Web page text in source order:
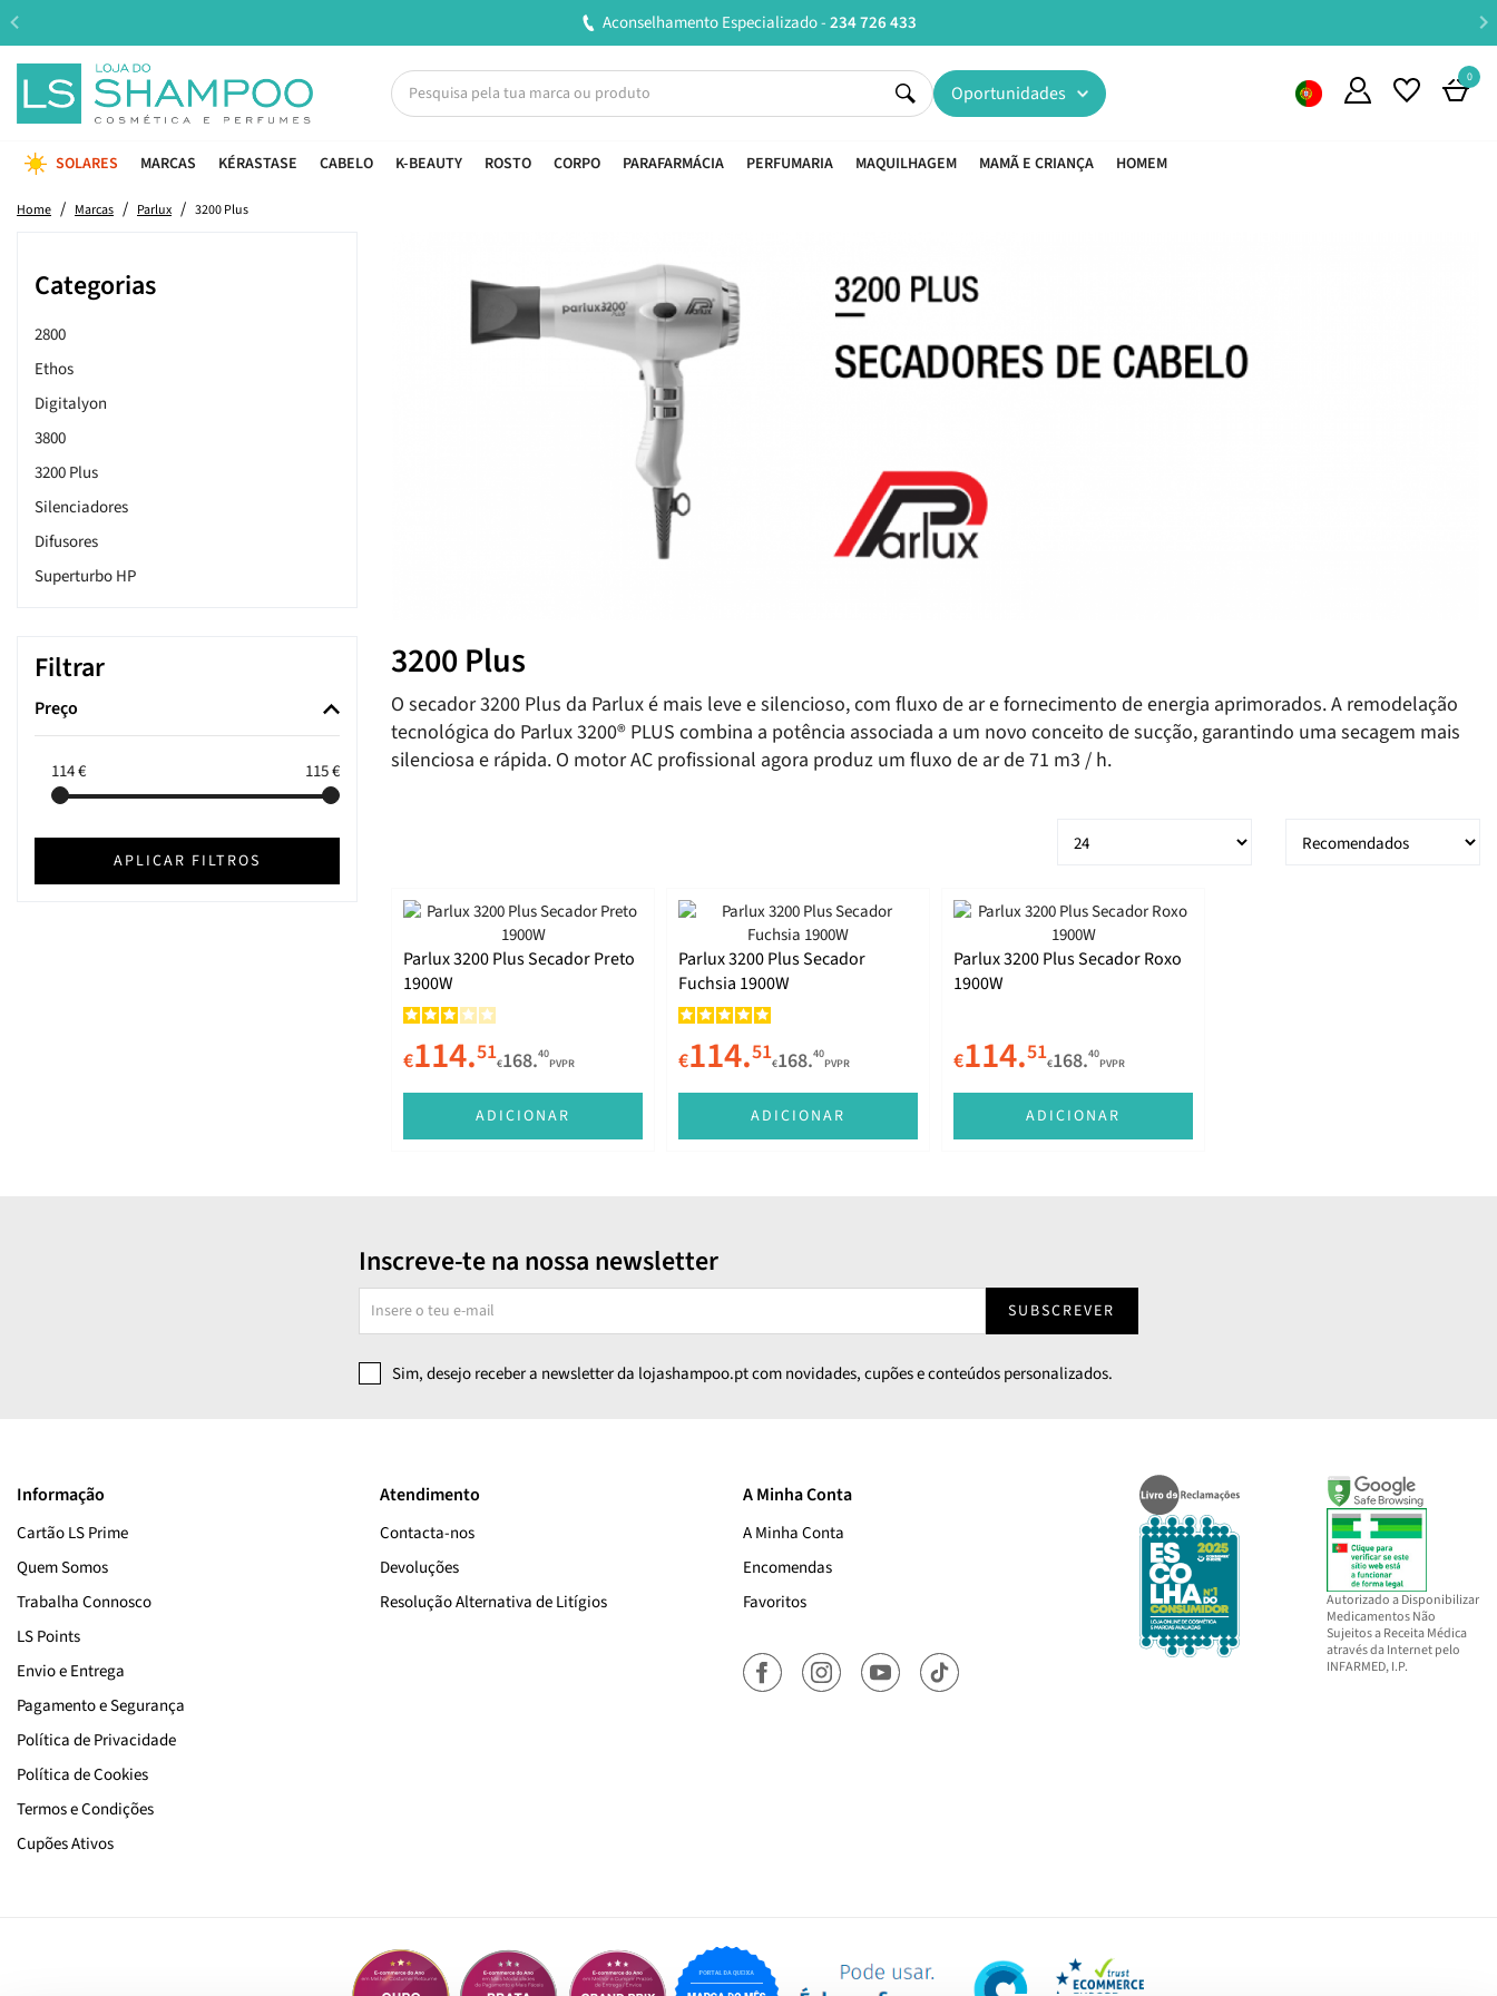
Entregas em 24H úteis.Oferta de portes a partir de €45*
Oportunidades
0
SOLARES MARCAS KÉRASTASE CABELO K-BEAUTY ROSTO CORPO PARAFARMÁCIA PERFUMARIA MAQUILHAGEM MAMÃ E CRIANÇA HOMEM
Home Marcas Parlux 3200 Plus
Categorias
2800
Ethos
Digitalyon
3800
3200 Plus
Silenciadores
Difusores
Superturbo HP
385 Power Light
3500 Super Compact
Elysium
Filtrar
Preço
114€ 115€
APLICAR FILTROS
3200 Plus
O secador 3200 Plus da Parlux é mais leve e silencioso, com fluxo de ar e fornecimento de energia aprimorados. A remodelação
tecnológica do Parlux 3200® PLUS combina a potência associada a um novo conceito de sucção, garantindo uma secagem mais
silenciosa e rápida. O motor AC profissional agora produz um fluxo de ar de 71 m3 / h.
Parlux 3200 Plus Secador Preto
1900W
€114.51€168.40
PVPR
ADICIONAR
Parlux 3200 Plus Secador
Fuchsia 1900W
€114.51€168.40
PVPR
ADICIONAR
Parlux 3200 Plus Secador Roxo
1900W
€114.51€168.40
PVPR
ADICIONAR
Inscreve-te na nossa newsletter
SUBSCREVER
Sim, desejo receber a newsletter da lojashampoo.pt com novidades, cupões e conteúdos personalizados.
Informação
Cartão LS Prime
Quem Somos
Trabalha Connosco
LS Points
Envio e Entrega
Pagamento e Segurança
Política de Privacidade
Política de Cookies
Termos e Condições
Cupões Ativos
Atendimento
Contacta-nos
Devoluções
Resolução Alternativa de Litígios
A Minha Conta
A Minha Conta
Encomendas
Favoritos
Autorizado a Disponibilizar
Medicamentos Não
Sujeitos a Receita Médica
através da Internet pelo
INFARMED, I.P.